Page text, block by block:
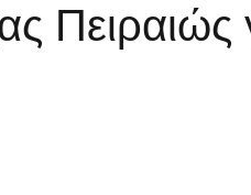
Πειραιώς